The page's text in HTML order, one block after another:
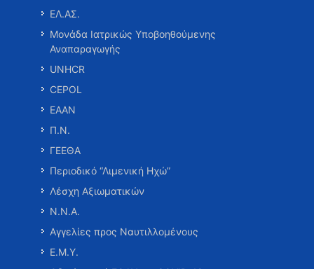
ΕΛ.ΑΣ.
Μονάδα Ιατρικώς Υποβοηθούμενης
Αναπαραγωγής
UNHCR
CEPOL
ΕΑΑΝ
Π.Ν.
ΓΕΕΘΑ
Περιοδικό “Λιμενική Ηχώ”
Λέσχη Αξιωματικών
Ν.Ν.Α.
Αγγελίες προς Ναυτιλλομένους
Ε.Μ.Υ.